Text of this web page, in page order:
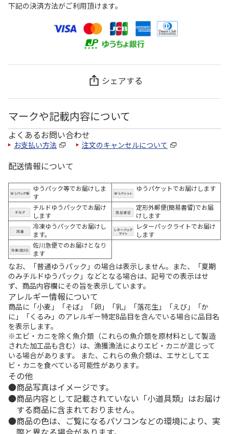
下記の決済方法がご利用頂けます。
シェアする
マークや記載内容について
よくあるお問い合わせ
お支払い方法 注文のキャンセルについて
配送情報について
ゆうパック等でお届けしま
す
ゆうパケットでお届けします
チルドゆうパックでお届け
します
定形外郵便(簡易書留)でお届
けします
冷凍ゆうパックでお届けし
ます。
レターパックライトでお届け
します
佐川急便でのお届けとなり
ます
なお、「普通ゆうパック」の場合は表示しません。また、「夏期
のみチルドゆうパック」などとなる場合は、記号での表示はせ
ず、商品内容欄にその旨を表示しています。
アレルギー情報について
商品に「小麦」「そば」「卵」「乳」「落花生」「えび」「か
に」「くるみ」のアレルギー特定8品目を含んでいる場合に品目名
を表示します。
※エビ・カニを除く魚介類（これらの魚介類を原材料として製造
された加工品も含む）は、漁獲漁法によりエビ・カニが混じって
いる場合があります。 また、これらの魚介類は、エサとしてエ
ビ・カニを食べている可能性があります。
その他
商品写真はイメージです。
商品内容として記載されていない「小道具類」はお届け
する商品に含まれておりません。
商品の色は、ご覧になるパソコンなどの環境により、実